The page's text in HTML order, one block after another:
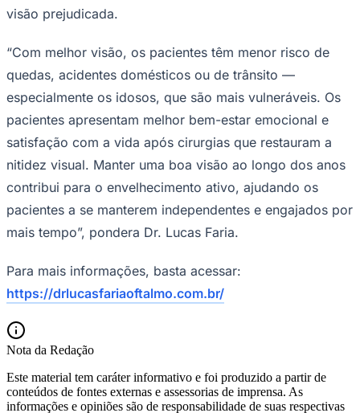
Santos
visão prejudicada.
“Com melhor visão, os pacientes têm menor risco de
quedas, acidentes domésticos ou de trânsito —
especialmente os idosos, que são mais vulneráveis. Os
pacientes apresentam melhor bem-estar emocional e
satisfação com a vida após cirurgias que restauram a
nitidez visual. Manter uma boa visão ao longo dos anos
contribui para o envelhecimento ativo, ajudando os
pacientes a se manterem independentes e engajados por
mais tempo”, pondera Dr. Lucas Faria.
Para mais informações, basta acessar:
https://drlucasfariaoftalmo.com.br/
Nota da Redação
Este material tem caráter informativo e foi produzido a partir de
conteúdos de fontes externas e assessorias de imprensa. As
informações e opiniões são de responsabilidade de suas respectivas